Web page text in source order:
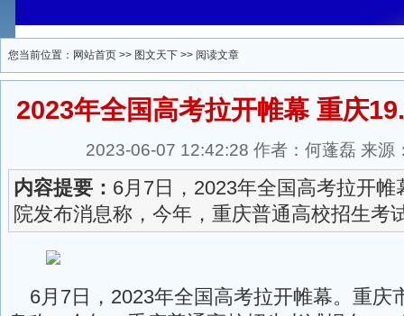
您当前位置： 网站首页 >> 图文天下 >> 阅读文章
2023年全国高考拉开帷幕 重庆
2023-06-07 12:42:28 作者：何蓬磊 来
内容提要： 6月7日，2023年全国高考拉开
院发布消息称，今年，重庆普通高校招生考
6月7日，2023年全国高考拉开帷幕。重庆